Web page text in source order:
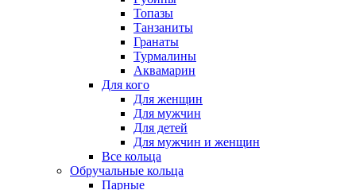
Топазы
Танзаниты
Гранаты
Турмалины
Аквамарин
Для кого
Для женщин
Для мужчин
Для детей
Для мужчин и женщин
Все кольца
Обручальные кольца
Парные